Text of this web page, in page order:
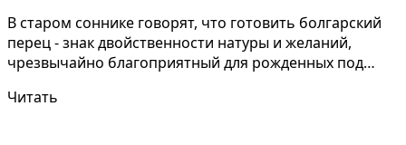
В старом соннике говорят, что готовить болгарский
перец - знак двойственности натуры и желаний,
чрезвычайно благоприятный для рожденных под
Читать